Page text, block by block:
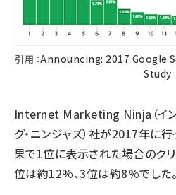
引用：Announcing: 2017 Google
Study
Internet Marketing Ninja（イン
グ・ニンジャズ）社が2017年に
果で1位に表示された場合のク
位は約12%、3位は約8%でした。